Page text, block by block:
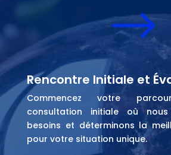
$
Rencontre Initiale et
Commencez votre
consultation initiale où
besoins et déterminons la
pour votre situation unique.